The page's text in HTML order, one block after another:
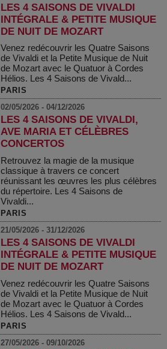
LES 4 SAISONS DE VIVALDI
INTÉGRALE & PETITE MUSIQUE
DE NUIT DE MOZART
Venez redécouvrir les Quatre Saisons
de Vivaldi et la Petite Musique de Nuit
de Mozart avec le Quatuor à Cordes
Hélios. Les 4 Saisons de Vivald...
PARIS
02/05/2026 - 04/12/2026
LES 4 SAISONS DE VIVALDI,
AVE MARIA ET CÉLÈBRES
CONCERTOS
Retrouvez la magie de la musique
classique à travers ce concert
réunissant les œuvres les plus célèbres
du répertoire. Les 4 Saisons de
Vivaldi...
PARIS
21/05/2026 - 31/12/2026
LES 4 SAISONS DE VIVALDI
INTÉGRALE & PETITE MUSIQUE
DE NUIT DE MOZART
Venez redécouvrir les Quatre Saisons
de Vivaldi et la Petite Musique de Nuit
de Mozart avec le Quatuor à Cordes
Hélios. Les 4 Saisons de Vivald...
PARIS
27/05/2026 - 09/10/2026